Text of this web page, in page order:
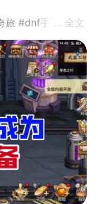
旅 #dnf手游时空
... 全文